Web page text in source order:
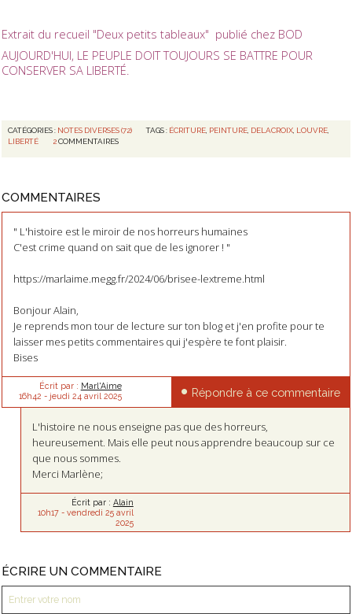
Extrait du recueil "Deux petits tableaux" publié chez BOD
AUJOURD'HUI, LE PEUPLE DOIT TOUJOURS SE BATTRE POUR
CONSERVER SA LIBERTÉ.
CATÉGORIES : NOTES DIVERSES (72) TAGS : ÉCRITURE PEINTURE DELACROIX LOUVRE
LIBERTÉ
2 COMMENTAIRES
COMMENTAIRES
" L'histoire est le miroir de nos horreurs humaines
C'est crime quand on sait que de les ignorer ! "
https://marlaime.megg.fr/2024/06/brisee-lextreme.html
Bonjour Alain,
Je reprends mon tour de lecture sur ton blog et j'en profite pour te
laisser mes petits commentaires qui j'espère te font plaisir.
Bises
Écrit par : Marl'Aime
16h42 - jeudi 24 avril 2025 Répondre à ce commentaire
L'histoire ne nous enseigne pas que des horreurs,
heureusement. Mais elle peut nous apprendre beaucoup sur ce
que nous sommes.
Merci Marlène;
Écrit par : Alain
10h17- vendredi 25 avril
2025
ÉCRIRE UN COMMENTAIRE